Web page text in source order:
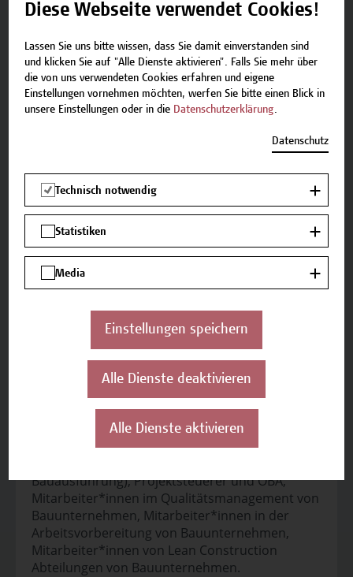
Lehr- und Lernmethoden
In diesem Modul werden folgende Lehr- und
Zu den Vortragenden
DI Stefan Ufertinger
Manuela Vorwerk, BEd
Auf einen Blick
Führungskräfte von Bauunternehmen, Bau- und
Bauausführung), Projektsteuerer und ÖBA,
Mitarbeiter*innen im Qualitätsmanagement von
Bauunternehmen, Mitarbeiter*innen in der
Arbeitsvorbereitung von Bauunternehmen,
Mitarbeiter*innen von Lean Construction
Abteilungen von Bauunternehmen.
Diese Webseite verwendet Cookies!
Lassen Sie uns bitte wissen, dass Sie damit einverstanden sind
und klicken Sie auf "Alle Dienste aktivieren". Falls Sie mehr über
die von uns verwendeten Cookies erfahren und eigene
Einstellungen vornehmen möchten, werfen Sie bitte einen Blick in
unsere Einstellungen oder in die Datenschutzerklärung.
Datenschutz
Technisch notwendig
Statistiken
Media
Einstellungen speichern
Alle Dienste deaktivieren
Alle Dienste aktivieren